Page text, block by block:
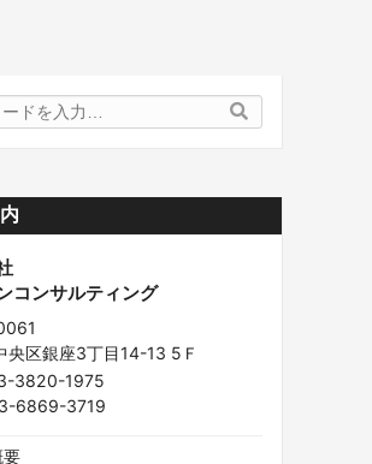
コンサルティング
央区銀座3丁目14-13 5Ｆ
3820-1975
6869-3719
要